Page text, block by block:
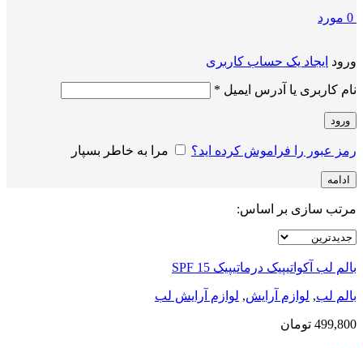
0 مورد
ورود ایجاد یک حساب کاربری
نام کاربری یا آدرس ایمیل *
ورود
رمز عبور را فراموش کرده اید؟ مرا به خاطر بسپار
ادامه
مرتب سازی بر اساس:
بالم لب آکواتیپیک درماتیپیک SPF 15
بالم لب, لوازم آرایش, لوازم آرایش لب
499,800 تومان